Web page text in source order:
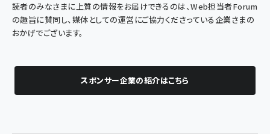
読者のみなさまに上質の情報をお届けできるのは、Web担当者Forum
の趣旨に賛同し、媒体としての運営にご協力くださっている企業さまの
おかげでございます。
スポンサー企業の紹介はこちら